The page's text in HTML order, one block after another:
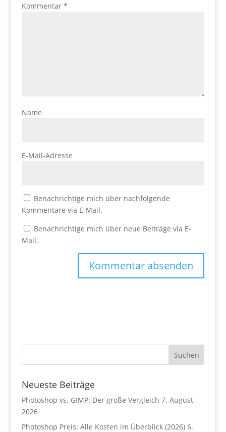
Kommentar *
Name
E-Mail-Adresse
Benachrichtige mich über nachfolgende
Kommentare via E-Mail.
Benachrichtige mich über neue Beiträge via E-
Mail.
Neueste Beiträge
Photoshop vs. GIMP: Der große Vergleich 7. August
2026
Photoshop Preis: Alle Kosten im Überblick (2026) 6.